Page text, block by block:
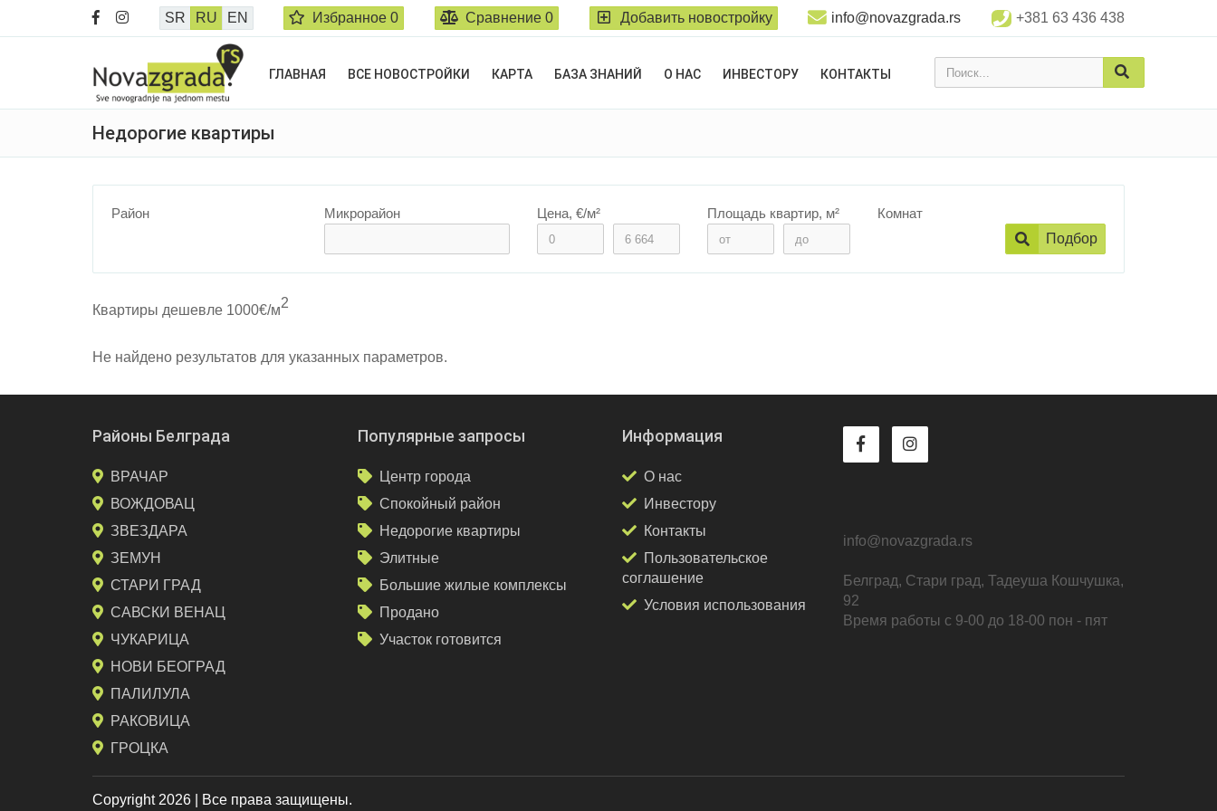
SR RU EN Избранное0 Сравнение 0 Добавить новостройку info@novazgrada.rs +381 63 436 438
Поиск...
ГЛАВНАЯ ВСЕ НОВОСТРОЙКИ КАРТА БАЗА ЗНАНИЙ О НАС ИНВЕСТОРУ КОНТАКТЫ
Недорогие квартиры
Район Микрорайон Цена, €/м² Площадь квартир, м²
Комнат
Подбор
Квартиры дешевле 1000€/м2
Не найдено результатов для указанных параметров.
Районы Белграда
ВРАЧАР
ВОЖДОВАЦ
ЗВЕЗДАРА
ЗЕМУН
СТАРИ ГРАД
САВСКИ ВЕНАЦ
ЧУКАРИЦА
НОВИ БЕОГРАД
ПАЛИЛУЛА
РАКОВИЦА
ГРОЦКА
Популярные запросы
Центр города
Спокойный район
Недорогие квартиры
Элитные
Большие жилые комплексы
Продано
Участок готовится
Информация
О нас
Инвестору
Контакты
Пользовательское
соглашение
Условия использования
info@novazgrada.rs
Белград, Стари град, Тадеуша Кошчушка,
92
Время работы с 9-00 до 18-00 пон - пят
Copyright 2026 | Все права защищены.